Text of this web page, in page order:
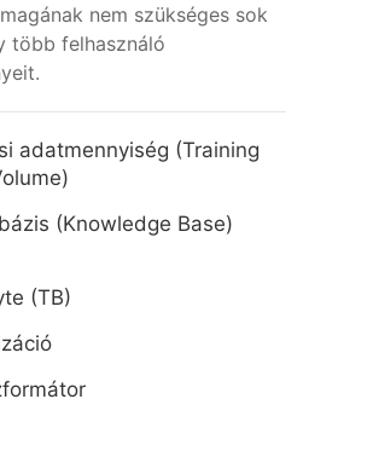
nem szükséges sok
több felhasználó
adatmennyiség (Training
(Knowledge Base)
(TB)